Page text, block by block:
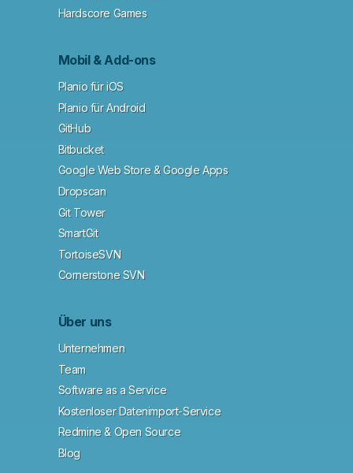
Hardscore Games
Mobil & Add-ons
Planio für iOS
Planio für Android
GitHub
Bitbucket
Google Web Store & Google Apps
Dropscan
Git Tower
SmartGit
TortoiseSVN
Cornerstone SVN
Über uns
Unternehmen
Team
Software as a Service
Kostenloser Datenimport-Service
Redmine & Open Source
Blog